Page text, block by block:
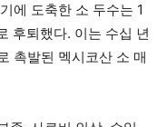
에 도축한 소 두수는 1
후퇴했다. 이는 수십 년
촉발된 멕시코산 소 매